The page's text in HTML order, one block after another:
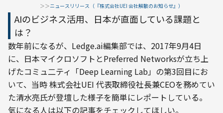
＞＞ニュースリリース（『株式会社UEI 会社解散のお知らせ』）
AIのビジネス活用、日本が直面している課題と
は？
数年前になるが、Ledge.ai編集部では、2017年9月4日
に、日本マイクロソフトとPreferred Networksが立ち上
げたコミュ二ティ「Deep Learning Lab」の第3回目にお
いて、当時 株式会社UEI 代表取締役社長兼CEOを務めてい
た清水亮氏が登壇した様子を簡単にレポートしている。
気になる人は以下の記事をチェックしてほしい。